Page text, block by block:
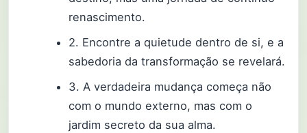
renascimento.
2. Encontre a quietude dentro de si, e a
sabedoria da transformação se revelará.
3. A verdadeira mudança começa não
com o mundo externo, mas com o
jardim secreto da sua alma.